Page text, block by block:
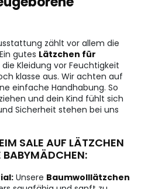
zählt vor allem die
gutes Lätzchen für
Kleidung vor Feuchtigkeit
klasse aus. Wir achten auf
einfache Handhabung. So
und dein Kind fühlt sich
Sicherheit stehen bei uns
SALE AUF LÄTZCHEN
BABYMÄDCHEN:
Unsere Baumwolllätzchen